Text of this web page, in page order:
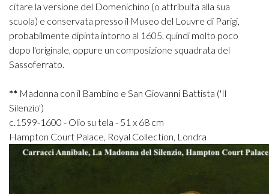
citare la versione del Domenichino (o attribuita alla sua
scuola) e conservata presso il Museo del Louvre di Parigi,
probabilmente dipinta intorno al 1605, quindi molto poco
dopo l'originale, oppure un composizione squadrata del
Sassoferrato.
** Madonna con il Bambino e San Giovanni Battista ('Il
Silenzio')
c.1599-1600 - Olio su tela - 51 x 68 cm
Hampton Court Palace, Royal Collection, Londra